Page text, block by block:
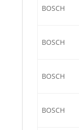
BOSCH
BOSCH
BOSCH
BOSCH